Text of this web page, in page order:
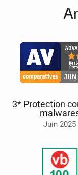
3* Protection
Juin 2025